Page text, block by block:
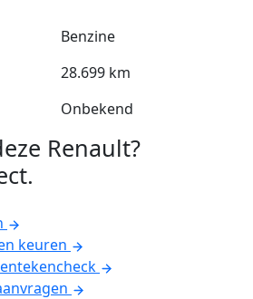
Benzine
28.699 km
Onbekend
Renault?
.
keuren